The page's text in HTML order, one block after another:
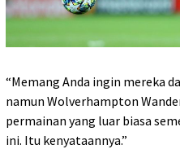
“Memang Anda ingin mereka
namun Wolverhampton
permainan yang luar biasa
ini. Itu kenyataannya.”